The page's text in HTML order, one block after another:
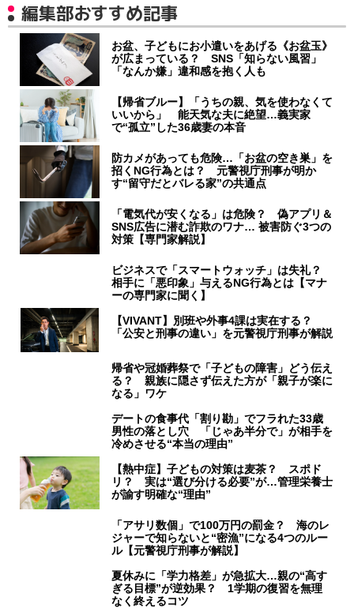
編集部おすすめ記事
お盆、子どもにお小遣いをあげる《お盆玉》
が広まっている？ SNS「知らない風習」
「なんか嫌」違和感を抱く人も
【帰省ブルー】「うちの親、気を使わなくて
いいから」 能天気な夫に絶望…義実家
で“孤立”した36歳妻の本音
防カメがあっても危険…「お盆の空き巣」を
招くNG行為とは？ 元警視庁刑事が明か
す“留守だとバレる家”の共通点
「電気代が安くなる」は危険？ 偽アプリ＆
SNS広告に潜む詐欺のワナ… 被害防ぐ3つの
対策【専門家解説】
ビジネスで「スマートウォッチ」は失礼？
相手に「悪印象」与えるNG行為とは【マナ
ーの専門家に聞く】
【VIVANT】別班や外事4課は実在する？
「公安と刑事の違い」を元警視庁刑事が解説
帰省や冠婚葬祭で「子どもの障害」どう伝え
る？ 親族に隠さず伝えた方が「親子が楽に
なる」ワケ
デートの食事代「割り勘」でフラれた33歳
男性の落とし穴 「じゃあ半分で」が相手を
冷めさせる“本当の理由”
【熱中症】子どもの対策は麦茶？ スポド
リ？ 実は“選び分ける必要”が…管理栄養士
が諭す明確な“理由”
「アサリ数個」で100万円の罰金？ 海のレ
ジャーで知らないと“密漁”になる4つのルー
ル【元警視庁刑事が解説】
夏休みに「学力格差」が急拡大…親の“高す
ぎる目標”が逆効果？ 1学期の復習を無理
なく終えるコツ